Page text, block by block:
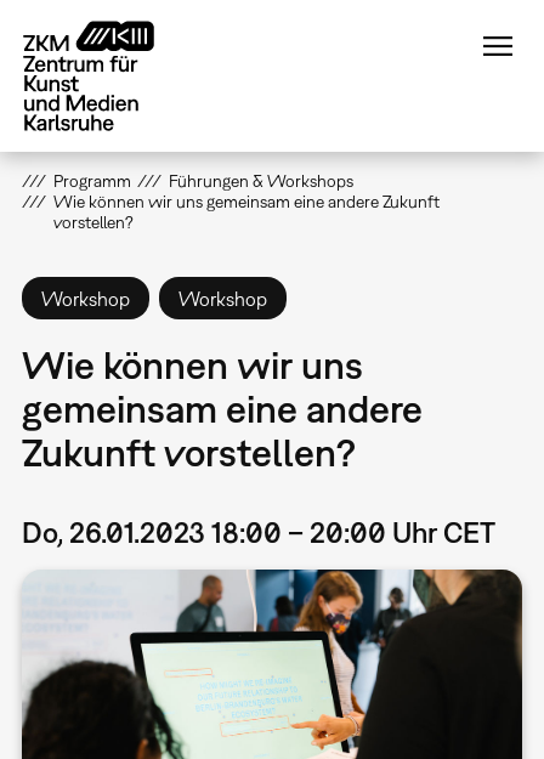
zum
Inhalt
Programm
Führungen & Workshops
Wie können wir uns gemeinsam eine andere Zukunft
vorstellen?
Workshop Workshop
Wie können wir uns
gemeinsam eine andere
Zukunft vorstellen?
Do, 26.01.2023 18:00 – 20:00 Uhr CET